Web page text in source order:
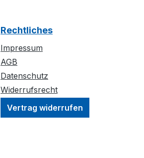
Rechtliches
Impressum
AGB
Datenschutz
Widerrufsrecht
Vertrag widerrufen